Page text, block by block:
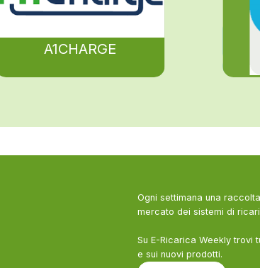
A1CHARGE
Ogni settimana una
mercato dei sistemi di
Su E-Ricarica Weekly trovi
e sui nuovi prodotti.